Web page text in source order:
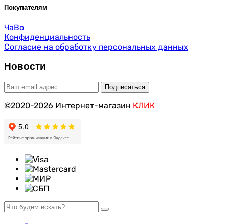
Покупателям
ЧаВо
Конфиденциальность
Согласие на обработку персональных данных
Новости
©2020-2026 Интернет-магазин КЛИК